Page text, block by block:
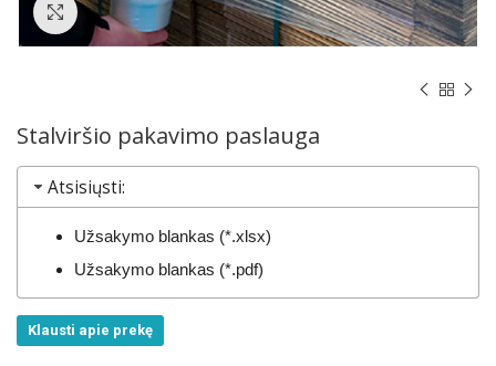
Norėdami padidinti spauskite čia
Stalviršio pakavimo paslauga
Atsisiųsti:
Užsakymo blankas (*.xlsx)
Užsakymo blankas (*.pdf)
Klausti apie prekę